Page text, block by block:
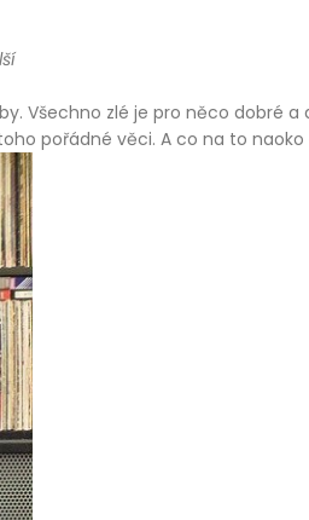
Všechno zlé je pro něco dobré a
pořádné věci. A co na to